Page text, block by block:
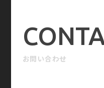
お問い合わせ